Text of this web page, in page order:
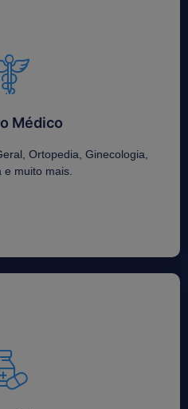
Médico
Ortopedia, Ginecologia,
e muito mais.
Médico
Ortopedia, Ginecologia,